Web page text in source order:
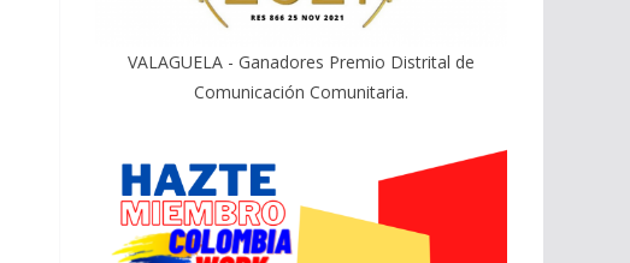
VALAGUELA - Ganadores Premio Distrital de
Comunicación Comunitaria.